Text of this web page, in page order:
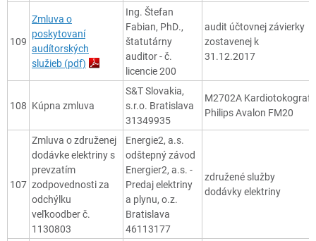
109
Zmluva o
poskytovaní
audítorských
služieb (pdf)
Ing. Štefan
Fabian, PhD.,
štatutárny
auditor - č.
licencie 200
audit účtovnej závierky
zostavenej k
31.12.2017
108 Kúpna zmluva
S&T Slovakia,
s.r.o. Bratislava
31349935
M2702A Kardiotokograf
Philips Avalon FM20
107
Zmluva o združenej
dodávke elektriny s
prevzatím
zodpovednosti za
odchýlku
veľkoodber č.
1130803
Energie2, a.s.
odštepný závod
Energier2, a.s. -
Predaj elektriny
a plynu, o.z.
Bratislava
46113177
združené služby
dodávky elektriny